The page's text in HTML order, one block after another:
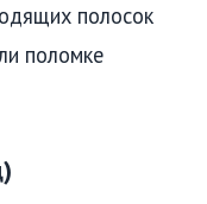
полосок
поломке